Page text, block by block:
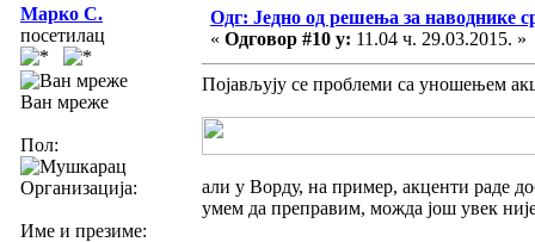
Марко С.
посетилац
Ван мреже
Пол:
Организација:
Име и презиме:
Одг: Једно од решења за наводнике
« Одговор #10 у: 11.04 ч. 29.03.2015. »
Појављују се проблеми са уношењем
али у Ворду, на пример, акценти раде
умем да преправим, можда још увек